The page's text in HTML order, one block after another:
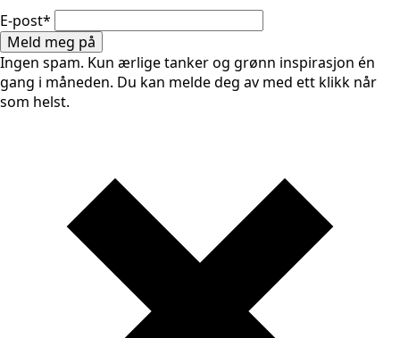
E-post*
Meld meg på
Ingen spam. Kun ærlige tanker og grønn inspirasjon én
gang i måneden. Du kan melde deg av med ett klikk når
som helst.